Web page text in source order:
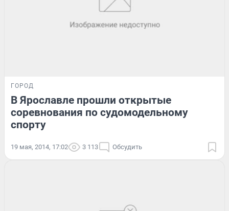
ГОРОД
В Ярославле прошли открытые
соревнования по судомодельному
спорту
19 мая, 2014, 17:02 3 113 Обсудить